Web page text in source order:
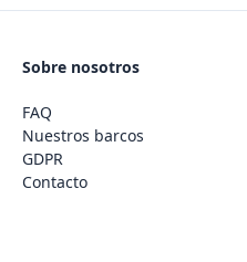
Sobre nosotros
FAQ
Nuestros barcos
GDPR
Contacto